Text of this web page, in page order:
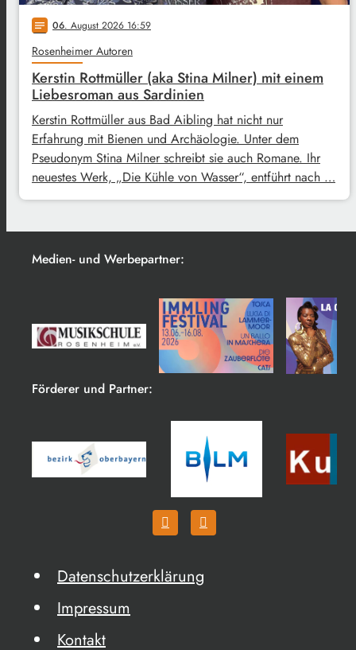
notes 06. August 2026 16:59
Rosenheimer Autoren
Kerstin Rottmüller (aka Stina Milner) mit einem
Liebesroman aus Sardinien
Kerstin Rottmüller aus Bad Aibling hat nicht nur
Erfahrung mit Bienen und Archäologie. Unter dem
Pseudonym Stina Milner schreibt sie auch Romane. Ihr
neuestes Werk, „Die Kühle von Wasser“, entführt nach …
Medien- und Werbepartner:
Förderer und Partner:
Datenschutzerklärung
Impressum
Kontakt